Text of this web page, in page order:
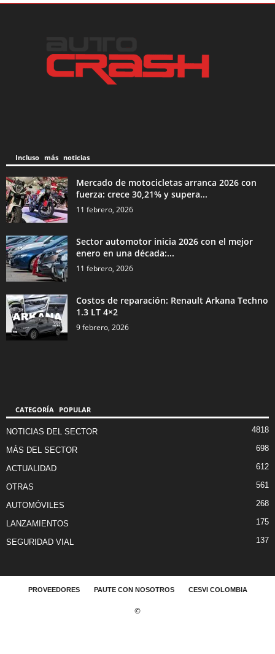
Incluso más noticias
Mercado de motocicletas arranca 2026 con
fuerza: crece 30,21% y supera...
11 febrero, 2026
Sector automotor inicia 2026 con el mejor
enero en una década:...
11 febrero, 2026
Costos de reparación: Renault Arkana Techno
1.3 LT 4×2
9 febrero, 2026
CATEGORÍA POPULAR
NOTICIAS DEL SECTOR 4818
MÁS DEL SECTOR 698
ACTUALIDAD 612
OTRAS 561
AUTOMÓVILES 268
LANZAMIENTOS 175
SEGURIDAD VIAL 137
PROVEEDORES PAUTE CON NOSOTROS CESVI COLOMBIA
©